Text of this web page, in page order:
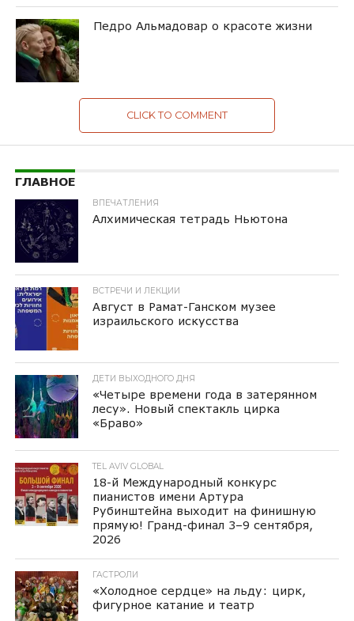
Педро Альмадовар о красоте жизни
CLICK TO COMMENT
ГЛАВНОЕ
ВПЕЧАТЛЕНИЯ
Алхимическая тетрадь Ньютона
ВСТРЕЧИ И ЛЕКЦИИ
Август в Рамат-Ганском музее
израильского искусства
ДЕТИ ВЫХОДНОГО ДНЯ
«Четыре времени года в затерянном
лесу». Новый спектакль цирка
«Браво»
TEL AVIV GLOBAL
18-й Международный конкурс
пианистов имени Артура
Рубинштейна выходит на финишную
прямую! Гранд-финал 3–9 сентября,
2026
ГАСТРОЛИ
«Холодное сердце» на льду: цирк,
фигурное катание и театр